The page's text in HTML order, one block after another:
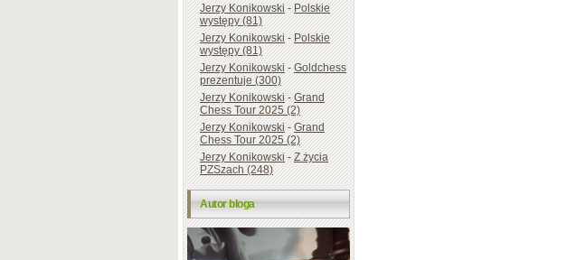
Jerzy Konikowski-Polskie
występy (81)
Jerzy Konikowski-Polskie
występy (81)
Jerzy Konikowski-Goldchess
prezentuje (300)
Jerzy Konikowski-Grand
Chess Tour 2025 (2)
Jerzy Konikowski-Grand
Chess Tour 2025 (2)
Jerzy Konikowski-Z życia
PZSzach (248)
Autor bloga